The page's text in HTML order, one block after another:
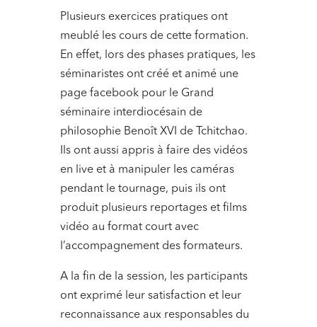
Plusieurs exercices pratiques ont
meublé les cours de cette formation.
En effet, lors des phases pratiques, les
séminaristes ont créé et animé une
page facebook pour le Grand
séminaire interdiocésain de
philosophie Benoît XVI de Tchitchao.
Ils ont aussi appris à faire des vidéos
en live et à manipuler les caméras
pendant le tournage, puis ils ont
produit plusieurs reportages et films
vidéo au format court avec
l’accompagnement des formateurs.
A la fin de la session, les participants
ont exprimé leur satisfaction et leur
reconnaissance aux responsables du